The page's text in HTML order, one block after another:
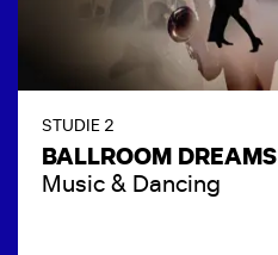
STUDIE 2
BALLROOM DREAMS
Music & Dancing